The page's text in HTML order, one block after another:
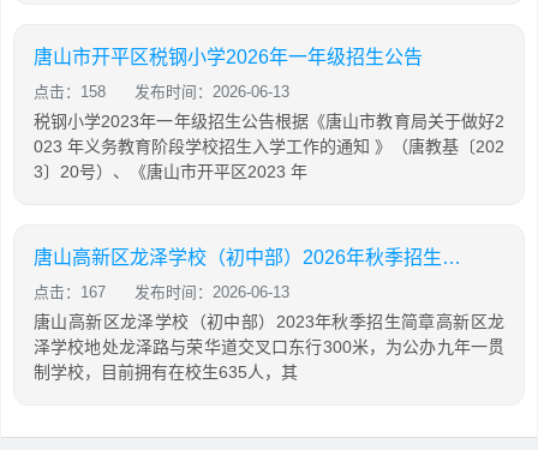
唐山市开平区税钢小学2026年一年级招生公告
点击：158 发布时间：2026-06-13
税钢小学2023年一年级招生公告根据《唐山市教育局关于做好2
023 年义务教育阶段学校招生入学工作的通知 》（唐教基〔202
3〕20号）、《唐山市开平区2023 年
唐山高新区龙泽学校（初中部）2026年秋季招生简章
点击：167 发布时间：2026-06-13
唐山高新区龙泽学校（初中部）2023年秋季招生简章高新区龙
泽学校地处龙泽路与荣华道交叉口东行300米，为公办九年一贯
制学校，目前拥有在校生635人，其